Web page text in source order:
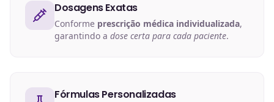
Dosagens Exatas
Conforme prescrição médica individualizada,
garantindo a dose certa para cada paciente.
Fórmulas Personalizadas